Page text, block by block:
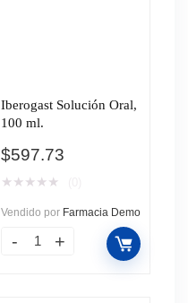
Iberogast Solución Oral,
100 ml.
$597.73
★ ★ ★ ★ ★
Vendido por Farmacia Demo